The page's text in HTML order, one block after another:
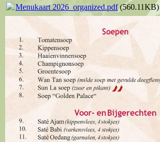
Menukaart 2026_organized.pdf(560.11KB)